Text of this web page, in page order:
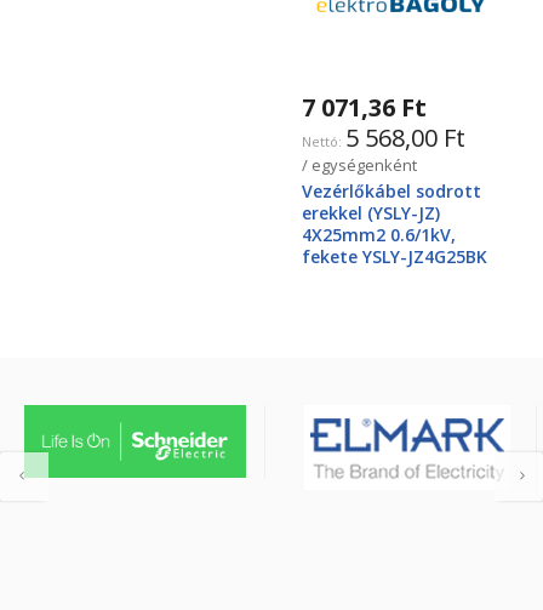
7 071,36 Ft
5 568,00 Ft
/ egységenként
Vezérlőkábel sodrott
erekkel (YSLY-JZ)
4X25mm2 0.6/1kV,
fekete YSLY-JZ4G25BK